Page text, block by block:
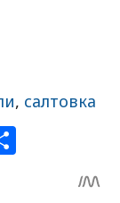
, салтовка